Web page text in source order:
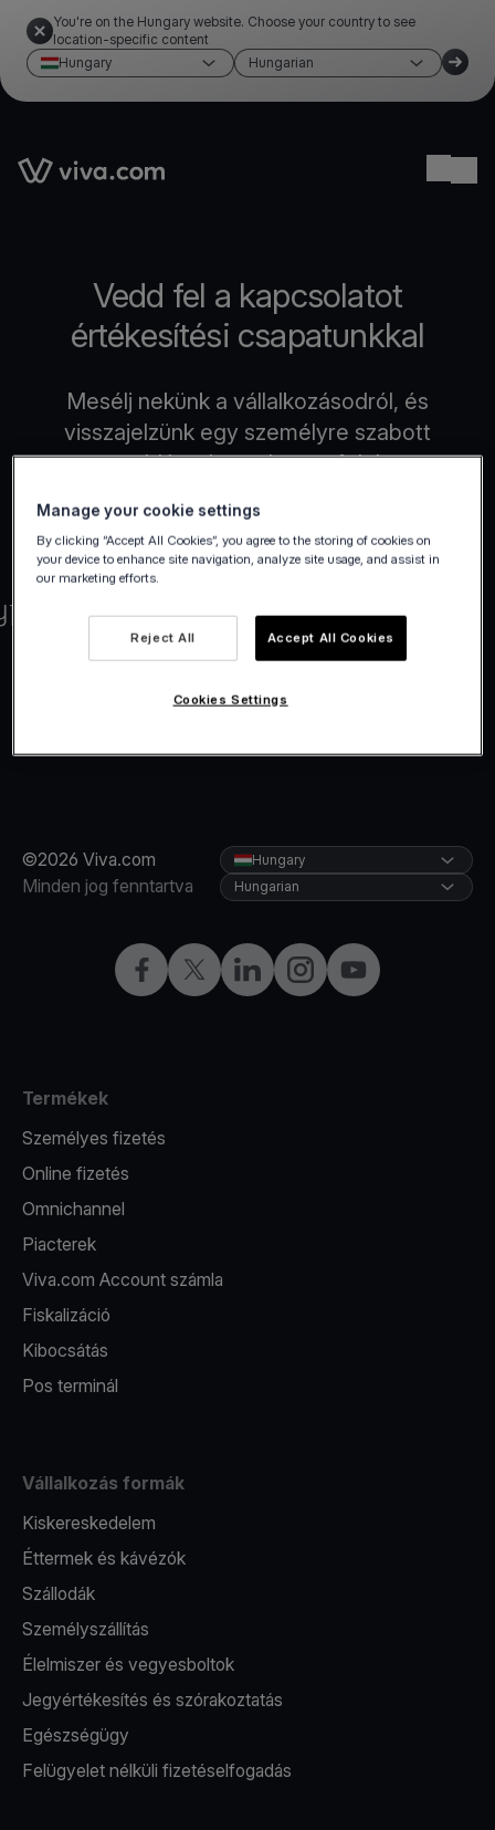
You're on the Hungary website. Choose your country to see
location-specific content
Hungary
Hungarian
Link to the homepage
Vedd fel a kapcsolatot
értékesítési csapatunkkal
Mesélj nekünk a vállalkozásodról, és
visszajelzünk egy személyre szabott
megoldással, amely megfelel az
©2026 Viva.com
Minden jog fenntartva
FacebookTwitterLinkedInInstagramYouTube
Hungary
Hungarian
Termékek
Személyes fizetés
Online fizetés
Omnichannel
Piacterek
Viva.com Account számla
Fiskalizáció
Kibocsátás
Pos terminál
Vállalkozás formák
Kiskereskedelem
Éttermek és kávézók
Szállodák
Személyszállítás
Élelmiszer és vegyesboltok
Jegyértékesítés és szórakoztatás
Egészségügy
Felügyelet nélküli fizetéselfogadás
Manage your cookie settings
By clicking “Accept All Cookies”, you agree to the storing of cookies on
your device to enhance site navigation, analyze site usage, and assist in
our marketing efforts.
Reject All Accept All Cookies
Cookies Settings